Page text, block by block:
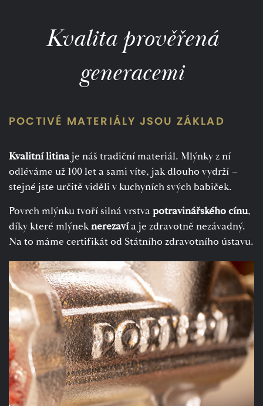
Kvalita prověřená
generacemi
POCTIVÉ MATERIÁLY JSOU ZÁKLAD
Kvalitní litina je náš tradiční materiál. Mlýnky z ní
odléváme už 100 let a sami víte, jak dlouho vydrží –
stejné jste určitě viděli v kuchyních svých babiček.
Povrch mlýnku tvoří silná vrstvapotravinářského cínu,
díky které mlýneknerezavía je zdravotně nezávadný.
Na to máme certifikát od Státního zdravotního ústavu.